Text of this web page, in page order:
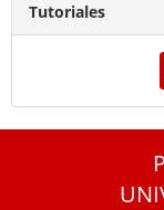
Tutoriales